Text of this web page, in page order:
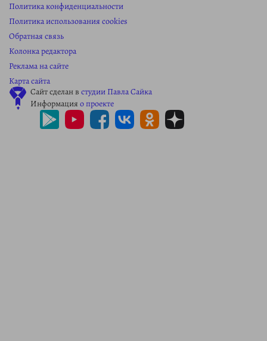
Политика конфиденциальности
Политика использования cookies
Обратная связь
Колонка редактора
Реклама на сайте
Карта сайта
Сайт сделан в студии Павла Сайка
Информация о проекте